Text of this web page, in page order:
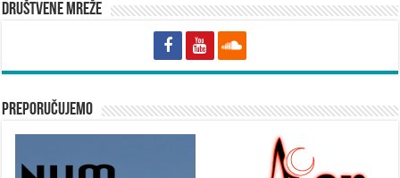
Društvene mreže
Preporučujemo